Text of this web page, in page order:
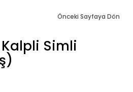
Önceki Sayfaya Dön
Kalpli Simli